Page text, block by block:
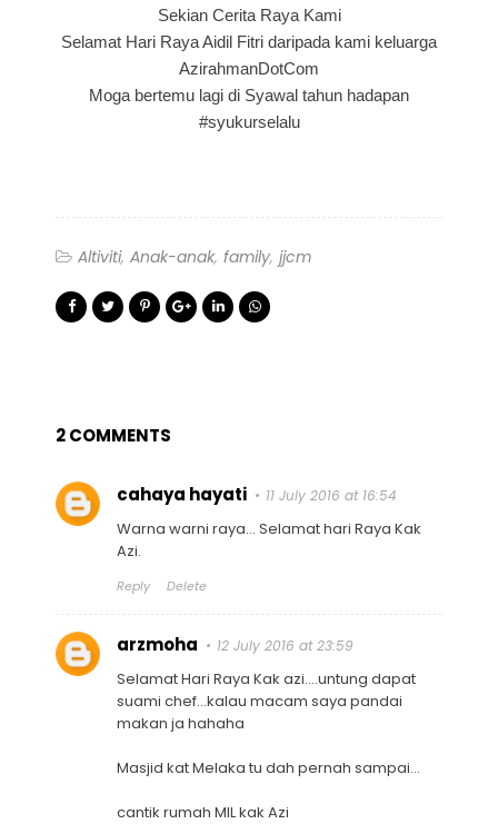
Sekian Cerita Raya Kami
Selamat Hari Raya Aidil Fitri daripada kami keluarga
AzirahmanDotCom
Moga bertemu lagi di Syawal tahun hadapan
#syukurselalu
Altiviti Anak-anak family jjcm
2 COMMENTS
cahaya hayati 11 July 2016 at 16:54
Warna warni raya... Selamat hari Raya Kak
Azi.
Reply Delete
arzmoha 12 July 2016 at 23:59
Selamat Hari Raya Kak azi....untung dapat
suami chef...kalau macam saya pandai
makan ja hahaha
Masjid kat Melaka tu dah pernah sampai...
cantik rumah MIL kak Azi